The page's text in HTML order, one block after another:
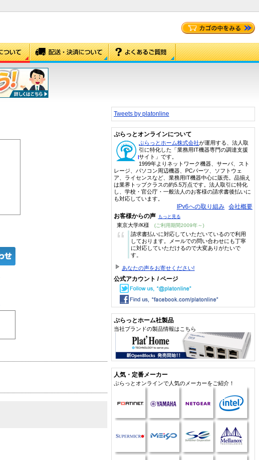
Tweets by platonline
ぷらっとオンラインについて
ぷらっとホーム株式会社が運用する、法人取
引に特化した「業務用IT機器専門の調達支援
サイト」です。
1999年よりネットワーク機器、サーバ、スト
レージ、パソコン周辺機器、PCパーツ、ソフトウェ
ア、ライセンスなど、業務用IT機器中心に販売。品揃え
は業界トップクラスの約5.5万点です。法人取引に特化
し、学校・官公庁・一般法人のお客様の請求書後払いに
も対応しています。
IPv6への取り組み 会社概要
お客様からの声 もっと見る
東京大学/K様 (ご利用期間2009年～)
“
請求書払いに対応していただいているので利用
しております。メールでの問い合わせにも丁寧
に対応していただけるので大変ありがたいで
す。
あなたの声をお寄せください!
公式アカウント / ページ
ぷらっとホーム社製品
当社ブランドの製品情報はこちら
人気・定番メーカー
ぷらっとオンラインで人気のメーカーをご紹介！